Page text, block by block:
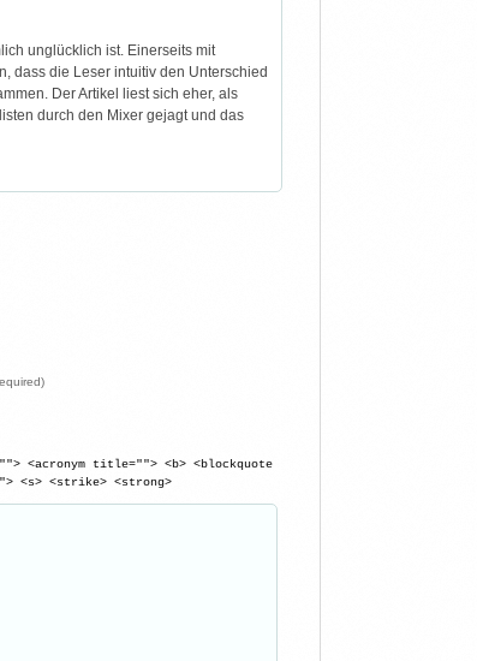
unglücklich ist. Einerseits mit
dass die Leser intuitiv den Unterschied
Der Artikel liest sich eher, als
durch den Mixer gejagt und das
<acronym title=""> <b> <blockquote
<s> <strike> <strong>